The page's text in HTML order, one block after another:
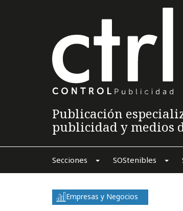
Publicación
publicidad y medios
Secciones SOStenibles
Empresas y Negocios